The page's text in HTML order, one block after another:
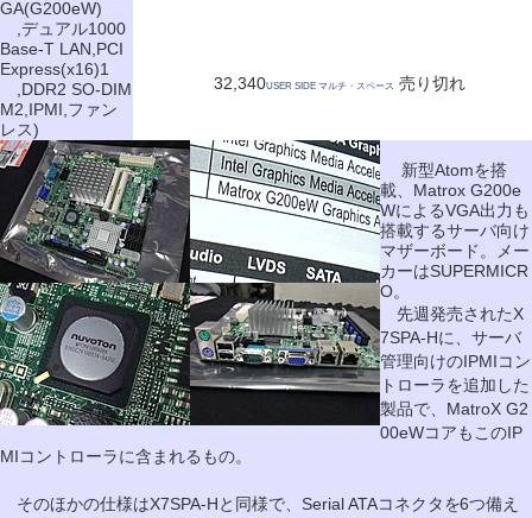
GA(G200eW)
,デュアル1000
Base-T LAN,PCI
Express(x16)1
,DDR2 SO-DIM
M2,IPMI,ファン
レス)
32,340USER SIDE マルチ・スペース 売り切れ
新型Atomを搭
載、Matrox G200e
WによるVGA出力も
搭載するサーバ向け
マザーボード。メー
カーはSUPERMICR
O。
先週発売されたX
7SPA-Hに、サーバ
管理向けのIPMIコン
トローラを追加した
製品で、MatroX G2
00eWコアもこのIP
MIコントローラに含まれるもの。
そのほかの仕様はX7SPA-Hと同様で、Serial ATAコネクタを6つ備え